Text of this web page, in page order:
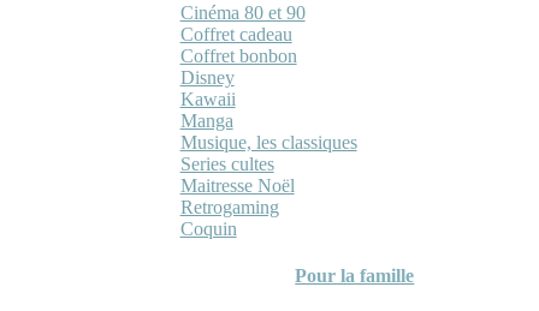
Cinéma 80 et 90
Coffret cadeau
Coffret bonbon
Disney
Kawaii
Manga
Musique, les classiques
Series cultes
Maitresse Noël
Retrogaming
Coquin
Pour la famille